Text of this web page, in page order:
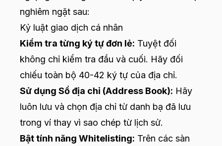
nghiêm ngặt sau:
Kỷ luật giao dịch cá nhân
Kiểm tra từng ký tự đơn lẻ: Tuyệt đối
không chỉ kiểm tra đầu và cuối. Hãy đối
chiếu toàn bộ 40-42 ký tự của địa chỉ.
Sử dụng Sổ địa chỉ (Address Book): Hãy
luôn lưu và chọn địa chỉ từ danh bạ đã lưu
trong ví thay vì sao chép từ lịch sử.
Bật tính năng Whitelisting: Trên các sàn